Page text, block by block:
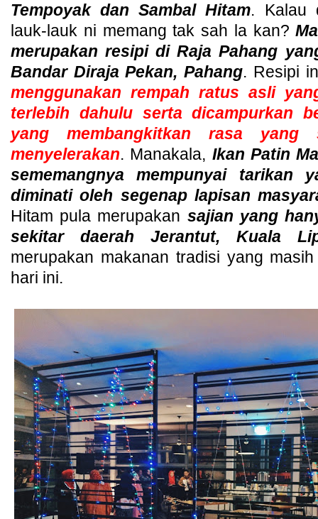
Tempoyak dan Sambal Hitam. Kalau
lauk-lauk ni memang tak sah la kan?
merupakan resipi di Raja Pahang
Bandar Diraja Pekan, Pahang. Resipi
menggunakan rempah ratus asli
terlebih dahulu serta dicampurkan
yang membangkitkan rasa yang
menyelerakan. Manakala, Ikan Patin
sememangnya mempunyai tarikan
diminati oleh segenap lapisan
Hitam pula merupakan sajian yang
sekitar daerah Jerantut, Kuala
merupakan makanan tradisi yang
hari ini.